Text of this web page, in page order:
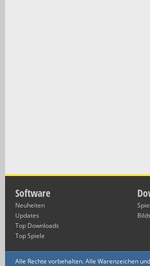
Software
Neuheiten
Updates
Top Downloads
Top Spiele
Alle Rechte vorbehalten. Alle Warenzeichen